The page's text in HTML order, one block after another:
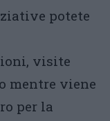
potete
visite
mentre viene
per la